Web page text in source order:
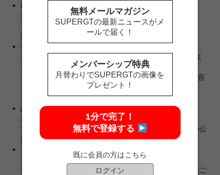
LINE＠友だち追加方法
ID検索で「@sgt_square」を検索していただくか、
下記URLより友だち追加してください。
https://line.me/R/ti/p/%40jhd8970n
審査方法
応募締め切り後、SUPER GT SQUAREのスタッフによ
る厳正な審査に基づき掲載写真を決定します。
具体的な審査方法やお送りいただいた画像への評価内容
についてはお問合せいただいても一切お答えできませ
結果発表
結果発表は2019年4月上旬～中旬ごろ、
SQUAREサポーターズクラブギャラリーページ
上での公
開をもって発表します。
注意事項
①ギャラリーページに掲載する際は、SUPER GT
SQUARE運営事務局で以下の処理をいたします。予めご
無料メールマガジン
SUPERGTの最新ニュースがメ
ールで届く！
メンバーシップ特典
月替わりでSUPERGTの画像を
プレゼント！
1分で完了！
無料で登録する
既に会員の方はこちら
ログイン